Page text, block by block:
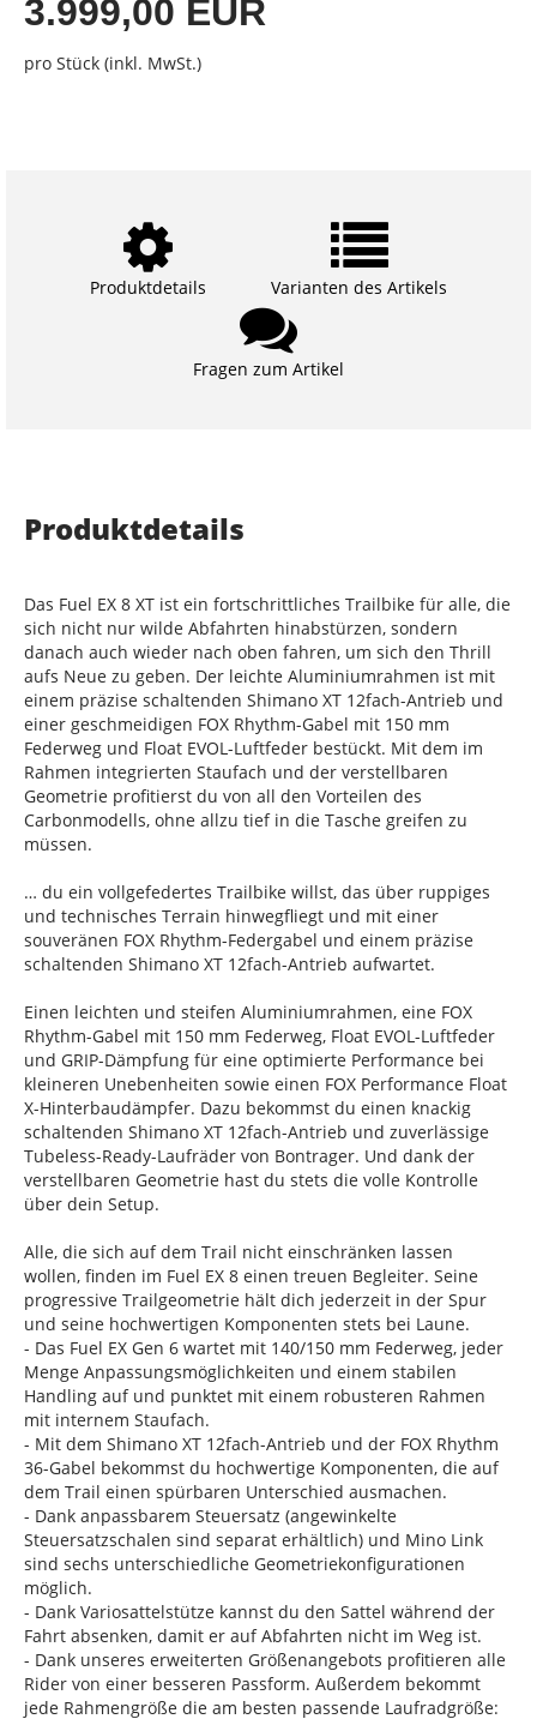
3.999,00 EUR
pro Stück (inkl. MwSt.)
Produktdetails Varianten des Artikels
Fragen zum Artikel
Produktdetails
Das Fuel EX 8 XT ist ein fortschrittliches Trailbike für alle, die
sich nicht nur wilde Abfahrten hinabstürzen, sondern
danach auch wieder nach oben fahren, um sich den Thrill
aufs Neue zu geben. Der leichte Aluminiumrahmen ist mit
einem präzise schaltenden Shimano XT 12fach-Antrieb und
einer geschmeidigen FOX Rhythm-Gabel mit 150 mm
Federweg und Float EVOL-Luftfeder bestückt. Mit dem im
Rahmen integrierten Staufach und der verstellbaren
Geometrie profitierst du von all den Vorteilen des
Carbonmodells, ohne allzu tief in die Tasche greifen zu
müssen.
… du ein vollgefedertes Trailbike willst, das über ruppiges
und technisches Terrain hinwegfliegt und mit einer
souveränen FOX Rhythm-Federgabel und einem präzise
schaltenden Shimano XT 12fach-Antrieb aufwartet.
Einen leichten und steifen Aluminiumrahmen, eine FOX
Rhythm-Gabel mit 150 mm Federweg, Float EVOL-Luftfeder
und GRIP-Dämpfung für eine optimierte Performance bei
kleineren Unebenheiten sowie einen FOX Performance Float
X-Hinterbaudämpfer. Dazu bekommst du einen knackig
schaltenden Shimano XT 12fach-Antrieb und zuverlässige
Tubeless-Ready-Laufräder von Bontrager. Und dank der
verstellbaren Geometrie hast du stets die volle Kontrolle
über dein Setup.
Alle, die sich auf dem Trail nicht einschränken lassen
wollen, finden im Fuel EX 8 einen treuen Begleiter. Seine
progressive Trailgeometrie hält dich jederzeit in der Spur
und seine hochwertigen Komponenten stets bei Laune.
- Das Fuel EX Gen 6 wartet mit 140/150 mm Federweg, jeder
Menge Anpassungsmöglichkeiten und einem stabilen
Handling auf und punktet mit einem robusteren Rahmen
mit internem Staufach.
- Mit dem Shimano XT 12fach-Antrieb und der FOX Rhythm
36-Gabel bekommst du hochwertige Komponenten, die auf
dem Trail einen spürbaren Unterschied ausmachen.
- Dank anpassbarem Steuersatz (angewinkelte
Steuersatzschalen sind separat erhältlich) und Mino Link
sind sechs unterschiedliche Geometriekonfigurationen
möglich.
- Dank Variosattelstütze kannst du den Sattel während der
Fahrt absenken, damit er auf Abfahrten nicht im Weg ist.
- Dank unseres erweiterten Größenangebots profitieren alle
Rider von einer besseren Passform. Außerdem bekommt
jede Rahmengröße die am besten passende Laufradgröße: